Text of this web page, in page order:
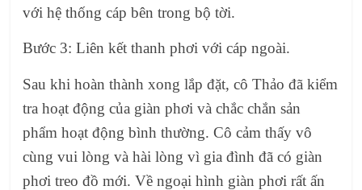
với hệ thống cáp bên trong bộ tời.
Bước 3: Liên kết thanh phơi với cáp ngoài.
Sau khi hoàn thành xong lắp đặt, cô Thảo đã kiểm
tra hoạt động của giàn phơi và chắc chắn sản
phẩm hoạt động bình thường. Cô cảm thấy vô
cùng vui lòng và hài lòng vì gia đình đã có giàn
phơi treo đồ mới. Về ngoại hình giàn phơi rất ấn